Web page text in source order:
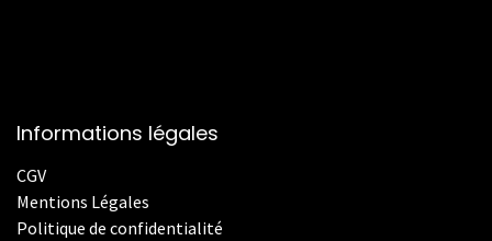
Informations légales
CGV
Mentions Légales
Politique de confidentialité